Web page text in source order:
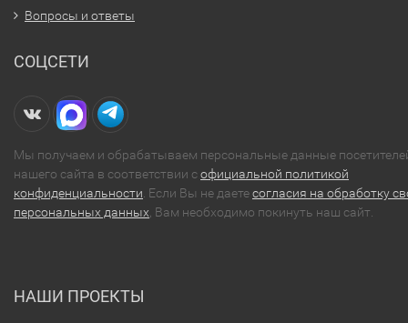
Вопросы и ответы
СОЦСЕТИ
Мы получаем и обрабатываем персональные данные
нашего сайта в соответствии софициальной политикой
конфиденциальности . Если Вы не даетесогласия на обработку
персональных данных , Вам необходимо покинуть наш сайт.
НАШИ ПРОЕКТЫ